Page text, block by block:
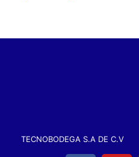
TECNOBODEGA S.A DE C.V